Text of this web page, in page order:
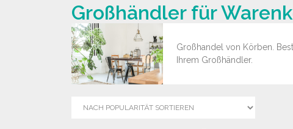
Großhändler für
Großhandel von Körben.
Ihrem Großhändler.